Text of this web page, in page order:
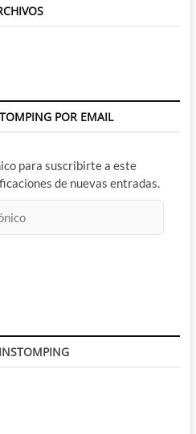
POR EMAIL
para suscribirte a este
de nuevas entradas.